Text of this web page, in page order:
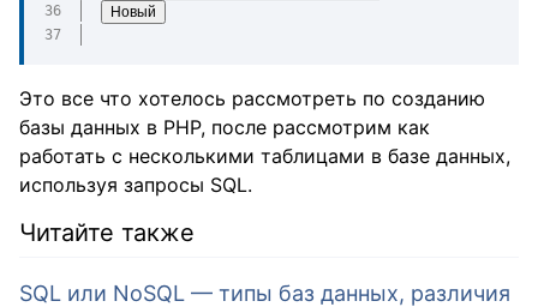
Это все что хотелось рассмотреть по созданию
базы данных в PHP, после рассмотрим как
работать с несколькими таблицами в базе данных,
используя запросы SQL.
Читайте также
SQL или NoSQL — типы баз данных, различия